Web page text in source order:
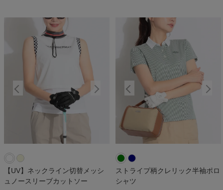
【UV】ネックライン切替メッシ
ュノースリーブカットソー
ストライプ柄クレリック半袖ポロ
シャツ